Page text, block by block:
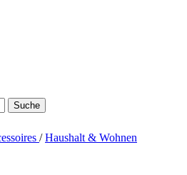
Suche
/ Haushalt & Wohnen